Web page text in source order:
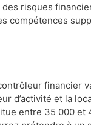
des risques
compétences
financier
d’activité et la
entre 35 000 et